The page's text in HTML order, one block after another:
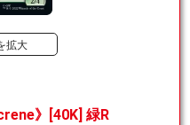
拡大
》[40K] 緑R